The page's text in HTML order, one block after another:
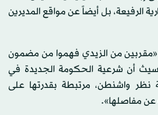
الرفيعة، بل أيضاً عن مواقع المديرين
من الزيدي فهموا من مضمون
أن شرعية الحكومة الجديدة في
نظر واشنطن، مرتبطة بقدرتها على
عن مفاصلها».